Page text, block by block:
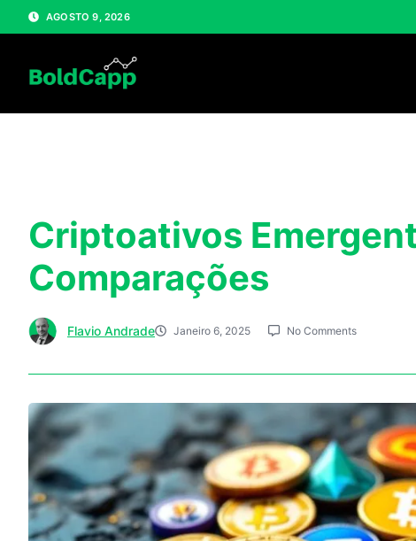
AGOSTO 9, 2026
Criptoativos
Comparações
Flavio Andrade Janeiro 6, 2025 No Comments